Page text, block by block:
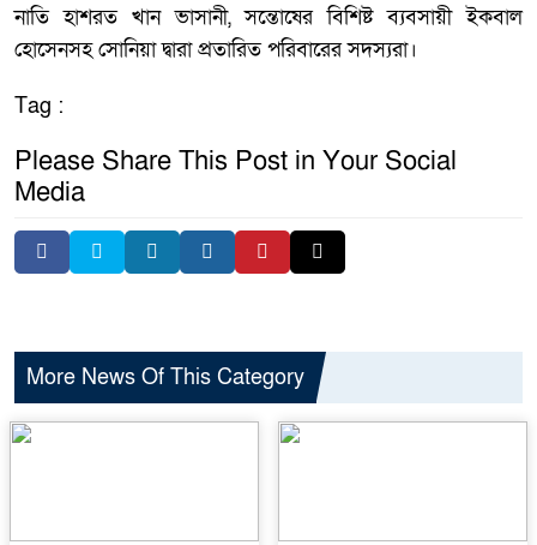
নাতি হাশরত খান ভাসানী, সন্তোষের বিশিষ্ট ব্যবসায়ী ইকবাল
হোসেনসহ সোনিয়া দ্বারা প্রতারিত পরিবারের সদস্যরা।
Tag :
Please Share This Post in Your Social
Media
More News Of This Category